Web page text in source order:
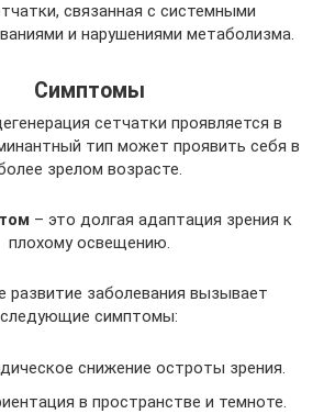
связанная с системными
и нарушениями метаболизма.
Симптомы
сетчатки проявляется в
тип может проявить себя в
зрелом возрасте.
– это долгая адаптация зрения к
плохому освещению.
развитие заболевания вызывает
следующие симптомы:
снижение остроты зрения.
в пространстве и темноте.